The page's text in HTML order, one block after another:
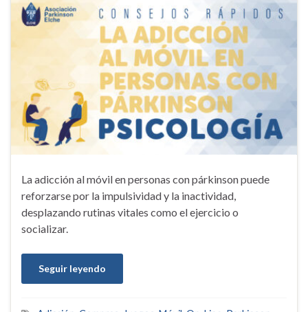
La adicción al móvil en personas con párkinson puede
reforzarse por la impulsividad y la inactividad,
desplazando rutinas vitales como el ejercicio o
socializar.
Seguir leyendo